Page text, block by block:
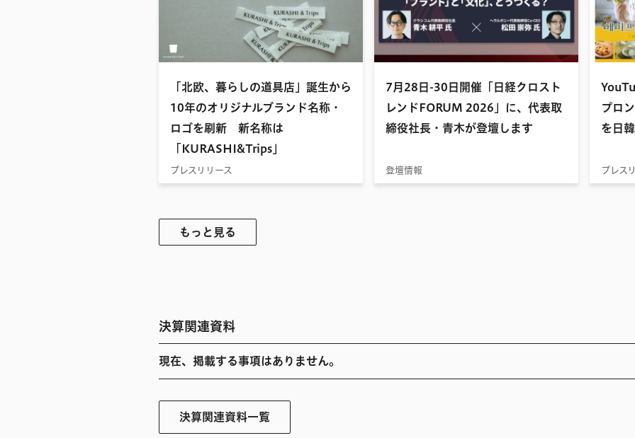
「北欧、暮らしの道具店」誕生から
10年のオリジナルブランド名称・
ロゴを刷新 新名称は
「KURASHI&Trips」
プレスリリース
7月28日-30日開催「日経クロスト
レンドFORUM 2026」に、代表取
締役社長・青木が登壇します
登壇情報
プロ
を日
プレス
もっと見る
決算関連資料
現在、掲載する事項はありません。
決算関連資料一覧